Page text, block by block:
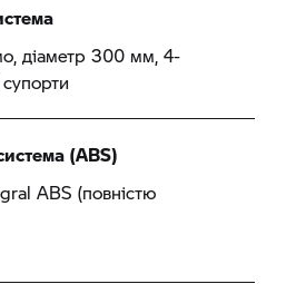
діаметр 300 мм, 4-
(ABS)
ABS (повністю